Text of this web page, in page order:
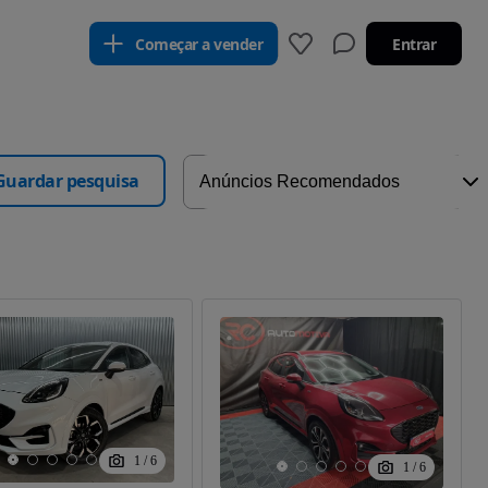
Começar a vender Entrar
pesquisa
1 / 6 1 / 6